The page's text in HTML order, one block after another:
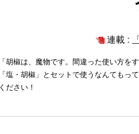
連載 :
「胡椒は、魔物です。間違った使い方を
「塩・胡椒」とセットで使うなんてもっ
ください！